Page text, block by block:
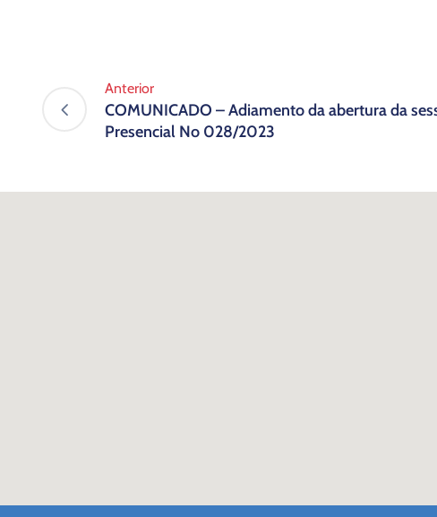
Anterior
COMUNICADO – Adiamento da abertura da
Presencial No 028/2023